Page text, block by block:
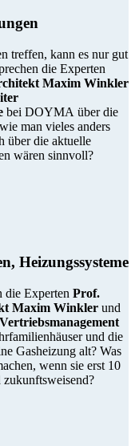
treffen, kann es nur gut
die Experten
Maxim Winkler
bei DOYMA über die
man vieles anders
über die aktuelle
wären sinnvoll?
Heizungssysteme
die Experten Prof.
Maxim Winkler und
und die
Gasheizung alt? Was
wenn sie erst 10
zukunftsweisend?